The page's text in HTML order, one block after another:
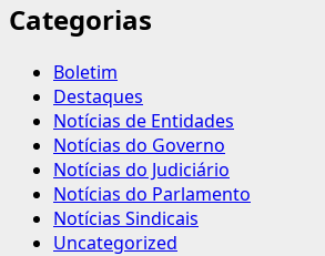
Categorias
Boletim
Destaques
Notícias de Entidades
Notícias do Governo
Notícias do Judiciário
Notícias do Parlamento
Notícias Sindicais
Uncategorized